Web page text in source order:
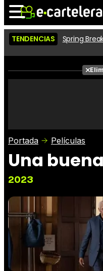
Noticias
Críticas
TENDENCIAS Spring
Portada Películas
Una
2023